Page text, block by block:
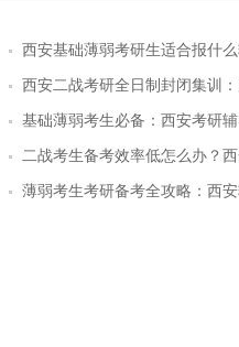
西安基础薄弱考研生适合报什
步班型推荐
西安二战考研全日制封闭集训
层教学效果实测
基础薄弱考生必备：西安考研
坑指南
二战考生备考效率低怎么办？
提效方案盘点
薄弱考生考研备考全攻略：西